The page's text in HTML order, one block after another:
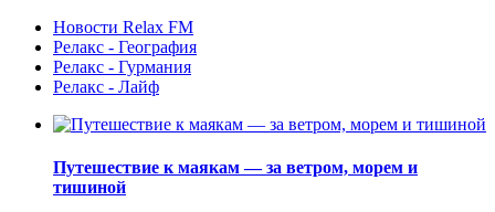
Новости Relax FM
Релакс - География
Релакс - Гурмания
Релакс - Лайф
Путешествие к маякам — за ветром, морем и
тишиной